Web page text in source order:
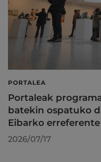
PORTALEA
Portaleak
batekin ospatuko
Eibarko
2026/07/17